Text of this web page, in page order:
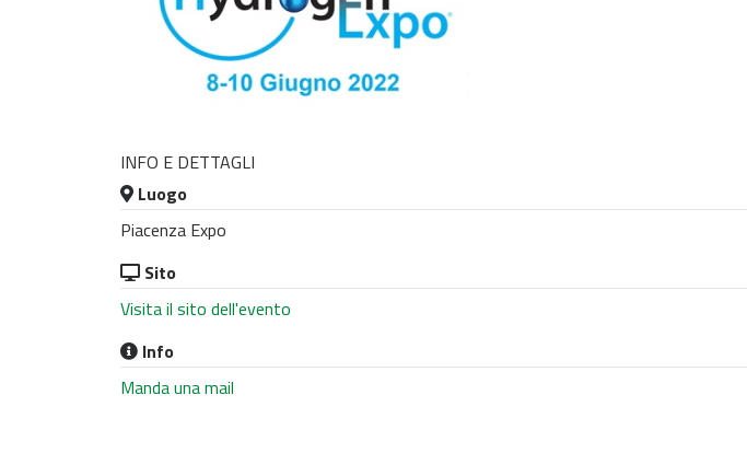
INFO E DETTAGLI
Luogo
Piacenza Expo
Sito
Visita il sito dell'evento
Info
Manda una mail